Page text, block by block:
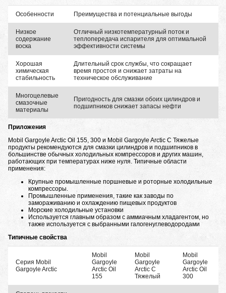
Особенности Преимущества и потенциальные выгоды
Низкое
содержание
воска
Отличный низкотемпературный поток и
теплопередача испарителя для оптимальной
эффективности системы
Хорошая
химическая
стабильность
Длительный срок службы, что сокращает
время простоя и снижает затраты на
техническое обслуживание
Многоцелевые
смазочные
материалы
Пригодность для смазки обоих цилиндров и
подшипников снижает запасы нефти
Приложения
Mobil Gargoyle Arctic Oil 155, 300 и Mobil Gargoyle Arctic C Тяжелые
продукты рекомендуются для смазки цилиндров и подшипников в
большинстве обычных холодильных компрессоров и других машин,
работающих при температурах ниже нуля. Типичные области
применения:
Крупные промышленные поршневые и роторные холодильные
компрессоры.
Промышленные применения, такие как заводы по
замораживанию и охлаждению пищевых продуктов
Морские холодильные установки
Используется главным образом с аммиачным хладагентом, но
также используется с выбранными галогенуглеводородами
Типичные свойства
Серия Mobil
Gargoyle Arctic
Mobil
Gargoyle
Arctic Oil
155
Mobil
Gargoyle
Arctic C
Тяжелый
Mobil
Gargoyle
Arctic Oil
300